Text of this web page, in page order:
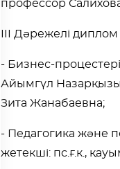
профессор
III Дәрежелі диплом
- Бизнес-
Айымгүл
Зита Жанабаевна;
- Педагогика және
жетекші: пс.ғ.к.,